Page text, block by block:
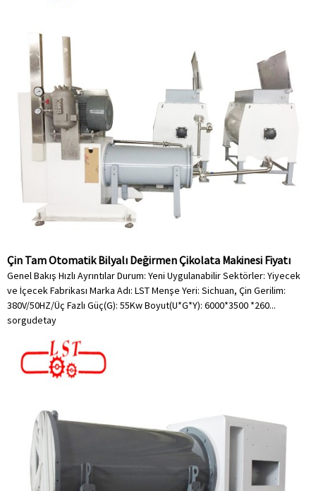
Çin Tam Otomatik Bilyalı Değirmen Çikolata Makinesi Fiyatı
Genel Bakış Hızlı Ayrıntılar Durum: Yeni Uygulanabilir Sektörler: Yiyecek
ve İçecek Fabrikası Marka Adı: LST Menşe Yeri: Sichuan, Çin Gerilim:
380V/50HZ/Üç Fazlı Güç(G): 55Kw Boyut(U*G*Y): 6000*3500 *260...
sorgudetay